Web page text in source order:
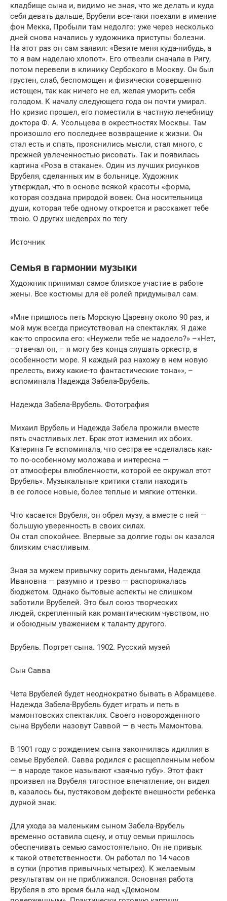
кладбище сына и, видимо не зная, что же делать и куда
себя девать дальше, Врубели все-таки поехали в имение
фон Мекка, Пробыли там недолго: уже через несколько
дней снова начались у художника приступы болезни.
На этот раз он сам заявил: «Везите меня куда-нибудь, а
то я вам наделаю хлопот». Его отвезли сначала в Ригу,
потом перевели в клинику Сербского в Москву. Он был
грустен, слаб, беспомощен и физически совершенно
истощен, так как ничего не ел, желая уморить себя
голодом. К началу следующего года он почти умирал.
Но кризис прошел, его поместили в частную лечебницу
доктора Ф. А. Усольцева в окрестностях Москвы. Там
произошло его последнее возвращение к жизни. Он
стал есть и спать, прояснились мысли, стал много, с
прежней увлеченностью рисовать. Так и появилась
картина «Роза в стакане». Один из лучших рисунков
Врубеля, сделанных им в больнице. Художник
утверждал, что в основе всякой красоты «форма,
которая создана природой вовек. Она носительница
души, которая тебе одному откроется и расскажет тебе
твою. О других шедеврах по тегу
Источник
Семья в гармонии музыки
Художник принимал самое близкое участие в работе
жены. Все костюмы для её ролей придумывал сам.
«Мне пришлось петь Морскую Царевну около 90 раз, и
мой муж всегда присутствовал на спектаклях. Я даже
как-то спросила его: «Неужели тебе не надоело?» –»Нет,
–отвечал он, – я могу без конца слушать оркестр, в
особенности море. Я каждый раз нахожу в нем новую
прелесть, вижу какие-то фантастические тона»», –
вспоминала Надежда Забела-Врубель.
Надежда Забела-Врубель. Фотография
Михаил Врубель и Надежда Забела прожили вместе
пять счастливых лет. Брак этот изменил их обоих.
Катерина Ге вспоминала, что сестра ее «сделалась как-
то по-особенному моложава и интересна —
от атмосферы влюбленности, которой ее окружал этот
Врубель». Музыкальные критики стали находить
в ее голосе новые, более теплые и мягкие оттенки.
Что касается Врубеля, он обрел музу, а вместе с ней —
большую уверенность в своих силах.
Он стал спокойнее. Впервые за долгие годы он казался
близким счастливым.
Зная за мужем привычку сорить деньгами, Надежда
Ивановна — разумно и трезво — распоряжалась
бюджетом. Однако бытовые аспекты не слишком
заботили Врубелей. Это был союз творческих
людей, скрепленный как романтическим чувством, но
и обоюдным уважением к таланту другого.
Врубель. Портрет сына. 1902. Русский музей
Сын Савва
Чета Врубелей будет неоднократно бывать в Абрамцеве.
Надежда Забела-Врубель будет играть и петь в
мамонтовских спектаклях. Своего новорожденного
сына Врубели назовут Саввой — в честь Мамонтова.
В 1901 году с рождением сына закончилась идиллия в
семье Врубелей. Савва родился с расщепленным небом
— в народе такое называют «заячью губу». Этот факт
произвел на Врубеля тягостное впечатление, он видел
в, казалось бы, пустяковом дефекте внешности ребенка
дурной знак.
Для ухода за маленьким сыном Забела-Врубель
временно оставила сцену, и отцу семьи пришлось
обеспечивать семью самостоятельно. Он не привык
к такой ответственности. Он работал по 14 часов
в сутки (против привычных четырех). К желаемым
результатам он не приближался. Основная работа
Врубеля в это время была над «Демоном